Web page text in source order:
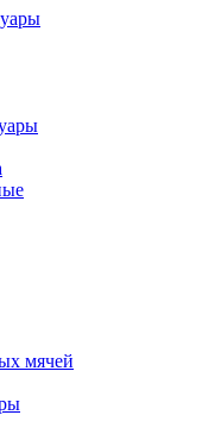
мячей